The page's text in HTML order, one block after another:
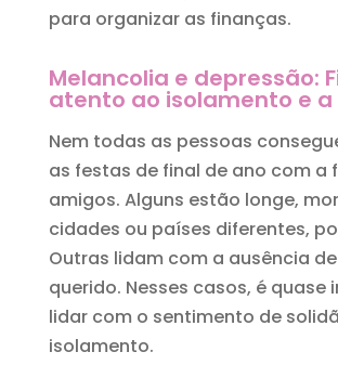
para organizar as finanças.
Melancolia e depressão:
atento ao isolamento e a
Nem todas as pessoas
as festas de final de ano com a
amigos. Alguns estão longe,
cidades ou países diferentes,
Outras lidam com a ausência
querido. Nesses casos, é quase
lidar com o sentimento de
isolamento.